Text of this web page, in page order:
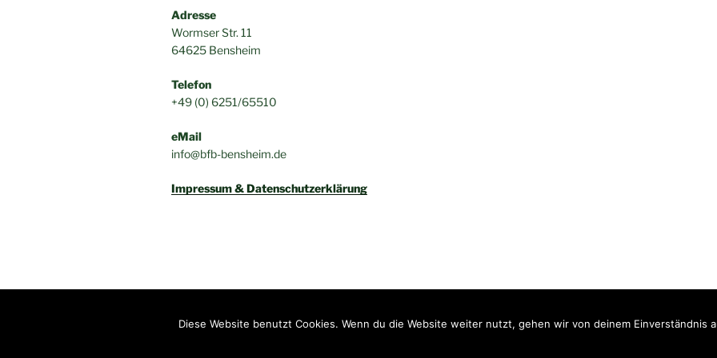
Adresse
Wormser Str. 11
64625 Bensheim
Telefon
+49 (0) 6251/65510
eMail
info@bfb-bensheim.de
Impressum & Datenschutzerklärung
Impressum & Datenschutzerklärung Stolz präsentiert von WordPress
Diese Website benutzt Cookies. Wenn du die Website weiter nutzt, gehen wir von deinem Einverständnis